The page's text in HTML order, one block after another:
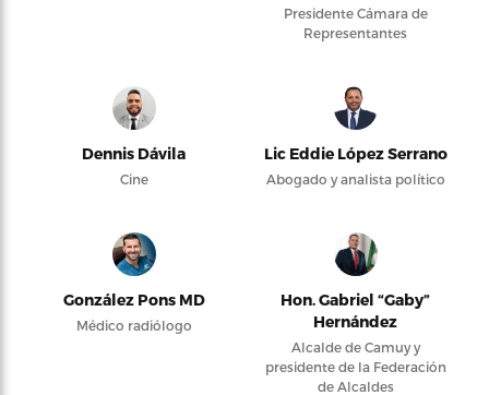
Presidente Cámara de
Representantes
Dennis Dávila
Cine
Lic Eddie López Serrano
Abogado y analista político
González Pons MD
Médico radiólogo
Hon. Gabriel “Gaby”
Hernández
Alcalde de Camuy y
presidente de la Federación
de Alcaldes